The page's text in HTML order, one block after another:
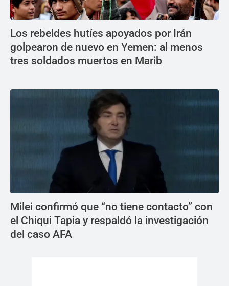
Los rebeldes hutíes apoyados por Irán
golpearon de nuevo en Yemen: al menos
tres soldados muertos en Marib
Milei confirmó que “no tiene contacto” con
el Chiqui Tapia y respaldó la investigación
del caso AFA